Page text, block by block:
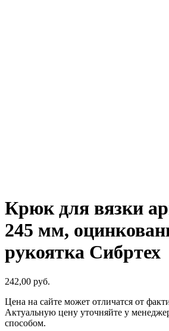
Крюк для вязки
245 мм,
рукоятка Сибртех
242,00 руб.
Цена на сайте может отличатся от
Актуальную цену уточняйте у
способом.